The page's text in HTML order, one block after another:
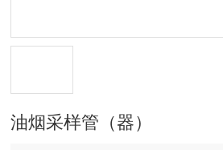
油烟采样管（器）